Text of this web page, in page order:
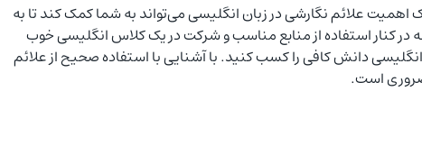
اهمیت علائم نگارشی در زبان انگلیسی می‌تواند به شما کمک کند تا به
در کنار استفاده از منابع مناسب و شرکت در یک کلاس انگلیسی خوب
دانش کافی را کسب کنید. با آشنایی با استفاده صحیح از علائم
ضروری است.